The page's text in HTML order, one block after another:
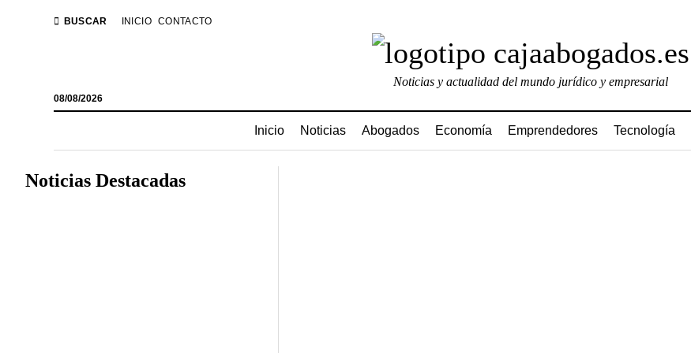
BUSCAR INICIO CONTACTO
08/08/2026
Noticias y actualidad del mundo jurídico y empresarial
Inicio Noticias Abogados Economía Emprendedores Tecnología
Noticias Destacadas